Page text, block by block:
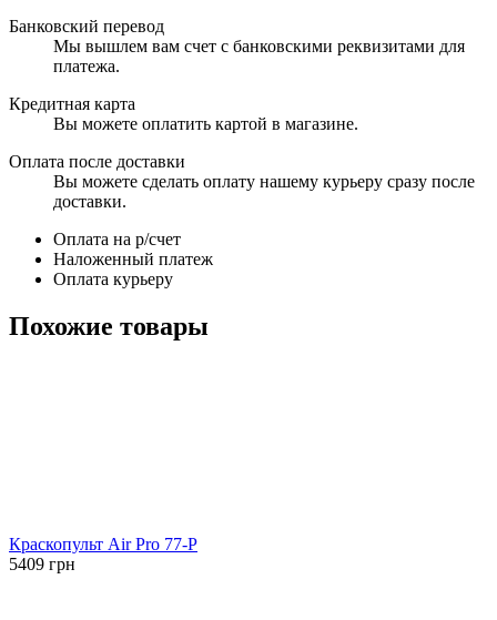
Банковский перевод
Мы вышлем вам счет с банковскими реквизитами для
платежа.
Кредитная карта
Вы можете оплатить картой в магазине.
Оплата после доставки
Вы можете сделать оплату нашему курьеру сразу после
доставки.
Оплата на р/счет
Наложенный платеж
Оплата курьеру
Похожие товары
Краскопульт Air Pro 77-P
5409 грн